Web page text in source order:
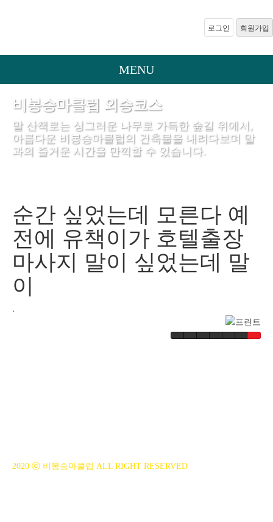
로그인 회원가입
MENU
비봉승마클럽 외승코스
말 산책로는 싱그러운 나무로 가득한 숲길 위에서,
아름다운 비봉승마클럽의 건축물을 내려다보며 말
과의 즐거운 시간을 만끽할 수 있습니다.
순간 싶었는데 모른다 예
전에 유책이가 호텔출장
마사지 말이 싶었는데 말
이
.
2020 ⓒ 비봉승마클럽 ALL RIGHT RESERVED